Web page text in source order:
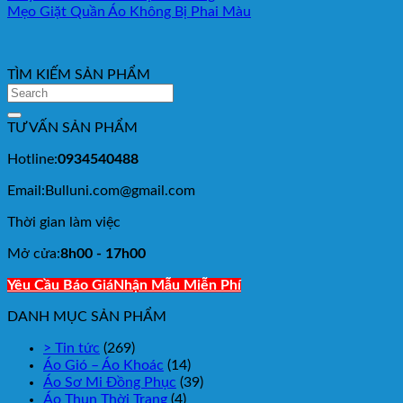
Mẹo Giặt Quần Áo Không Bị Phai Màu
TÌM KIẾM SẢN PHẨM
TƯ VẤN SẢN PHẨM
Hotline:0934540488
Email:Bulluni.com@gmail.com
Thời gian làm việc
Mở cửa:8h00 - 17h00
Yêu Cầu Báo GiáNhận Mẫu Miễn Phí
DANH MỤC SẢN PHẨM
> Tin tức (269)
Áo Gió – Áo Khoác (14)
Áo Sơ Mi Đồng Phục (39)
Áo Thun Thời Trang (4)